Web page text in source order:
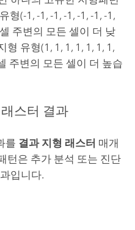
형(-1, -1, -1, -1, -1, -1, -1,
주변의 모든 셀이 더 낮
유형(1, 1, 1, 1, 1, 1, 1,
주변의 모든 셀이 더 높습
스터 결과
를 결과 지형 래스터 매개
턴은 추가 분석 또는 진단
입니다.